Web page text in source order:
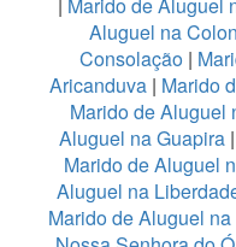
Aluguel na
Consolação |
Aricanduva | Marido
Marido de Aluguel
Aluguel na Guapira |
Marido de Aluguel
Aluguel na
Marido de Aluguel